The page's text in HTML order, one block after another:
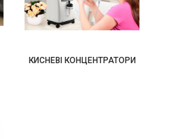
КИСНЕВІ КОНЦЕНТРАТОРИ